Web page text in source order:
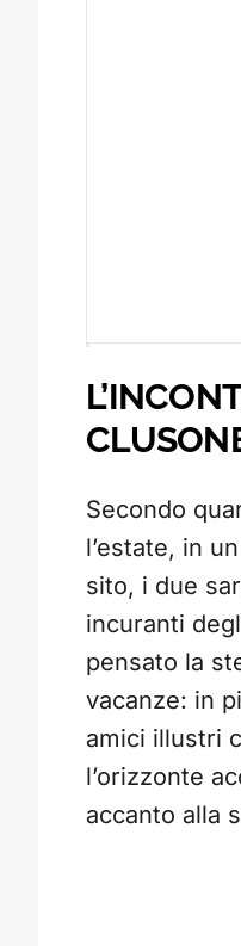
Secondo
l’estate, in
sito, i due
incuranti
pensato la
vacanze: in
amici illustri
l’orizzonte
accanto alla